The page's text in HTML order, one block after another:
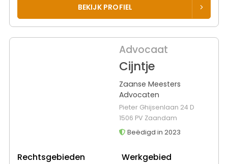
BEKIJK PROFIEL
Advocaat
Cijntje
Zaanse Meesters
Advocaten
Pieter Ghijsenlaan 24 D
1506 PV Zaandam
Beëdigd in 2023
Rechtsgebieden Werkgebied